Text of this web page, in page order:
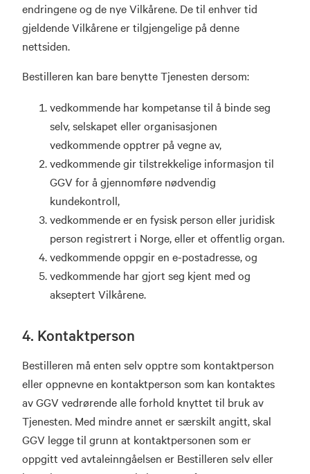
endringene og de nye Vilkårene. De til enhver tid
gjeldende Vilkårene er tilgjengelige på denne
nettsiden.
Bestilleren kan bare benytte Tjenesten dersom:
vedkommende har kompetanse til å binde seg
selv, selskapet eller organisasjonen
vedkommende opptrer på vegne av,
vedkommende gir tilstrekkelige informasjon til
GGV for å gjennomføre nødvendig
kundekontroll,
vedkommende er en fysisk person eller juridisk
person registrert i Norge, eller et offentlig organ.
vedkommende oppgir en e-postadresse, og
vedkommende har gjort seg kjent med og
akseptert Vilkårene.
4. Kontaktperson
Bestilleren må enten selv opptre som kontaktperson
eller oppnevne en kontaktperson som kan kontaktes
av GGV vedrørende alle forhold knyttet til bruk av
Tjenesten. Med mindre annet er særskilt angitt, skal
GGV legge til grunn at kontaktpersonen som er
oppgitt ved avtaleinngåelsen er Bestilleren selv eller